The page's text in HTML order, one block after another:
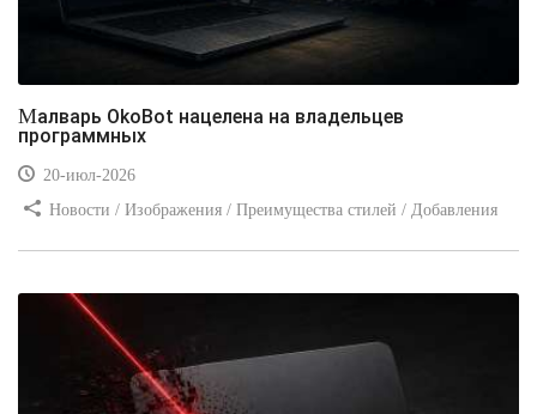
Малварь OkoBot нацелена на владельцев
программных
20-июл-2026
Новости / Изображения / Преимущества стилей / Добавления